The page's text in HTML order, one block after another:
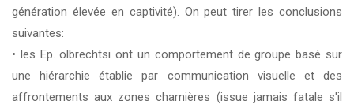
génération élevée en captivité). On peut tirer les conclusions
suivantes:
• les Ep. olbrechtsi ont un comportement de groupe basé sur
une hiérarchie établie par communication visuelle et des
affrontements aux zones charnières (issue jamais fatale s'il